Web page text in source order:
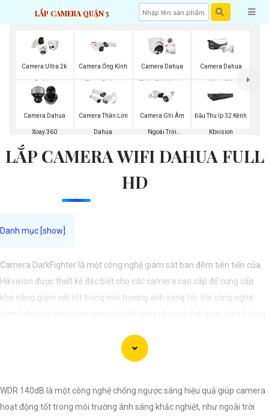
LẮP CAMERA QUẬN 5
Camera Ultra 2k
Dahua
Camera Ống Kính
Zoom Dahua
Camera Dahua
Phân Biệt Người
Camera Dahua
Ultra 2K
Camera Dahua
Xoay 360
Camera Thân Lớn
Dahua
Camera Ghi Âm
Ngoài Trời
Đầu Thu Ip 32 Kênh
Kbvision
LẮP CAMERA WIFI DAHUA FULL
HD
Camera DarkFighter là một công nghệ giám sát ban đêm tiên tiến của
Hikvision được thiết kế đặc biệt cho các camera cao cấp để cung cấp
khả năng giám sát tốt trong môi trường ánh sáng tối. Với công nghệ
của Hikvision cung cấp khả năng tái tạo màu sắc chính xác và hình ảnh
sắc nét, cho phép bạn nhìn rõ ràng vào ban đêm mà không cần ánh
WDR 140dB là một công nghệ chống ngược sáng hiệu quả giúp camera
hoạt động tốt trong môi trường ánh sáng khắc nghiệt, như ngoài trời